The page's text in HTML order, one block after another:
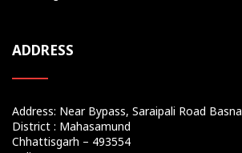
ADDRESS
Address: Near Bypass, Saraipali Road Basna
District : Mahasamund
Chhattisgarh – 493554